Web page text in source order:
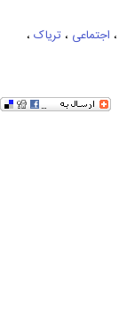
، اجتماعی ، تریاک ،